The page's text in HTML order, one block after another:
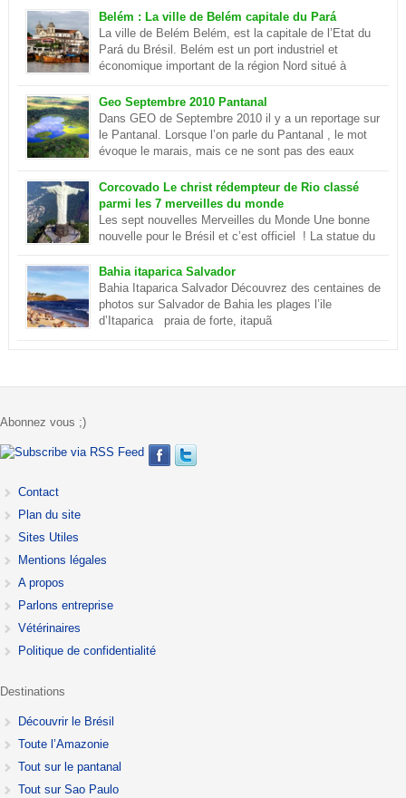
Belém : La ville de Belém capitale du Pará
La ville de Belém Belém, est la capitale de l’Etat du
Pará du Brésil. Belém est un port industriel et
économique important de la région Nord situé à
Atlantique. Elle se situe sur la rivière Parà qui fait partie de
l’Amazone et elle est séparé du delta du plus […]
Geo Septembre 2010 Pantanal
Dans GEO de Septembre 2010 il y a un reportage sur
le Pantanal. Lorsque l’on parle du Pantanal , le mot
évoque le marais, mais ce ne sont pas des eaux
dans le Pantanal Le Pantanal est un paradis sur terre, c’est aussi
le plus grand delta […]
Corcovado Le christ rédempteur de Rio classé
parmi les 7 merveilles du monde
Les sept nouvelles Merveilles du Monde Une bonne
nouvelle pour le Brésil et c’est officiel ! La statue du
merveilles du monde . Ce sont environ cent millions d’internautes
qui les ont choisies lors d’un concours. En savoir plus sur le
Corcovado
Bahia itaparica Salvador
Bahia Itaparica Salvador Découvrez des centaines de
photos sur Salvador de Bahia les plages l’ile
d’Itaparica praia de forte, itapuã
Abonnez vous ;)
Contact
Plan du site
Sites Utiles
Mentions légales
A propos
Parlons entreprise
Vétérinaires
Politique de confidentialité
Destinations
Découvrir le Brésil
Toute l’Amazonie
Tout sur le pantanal
Tout sur Sao Paulo